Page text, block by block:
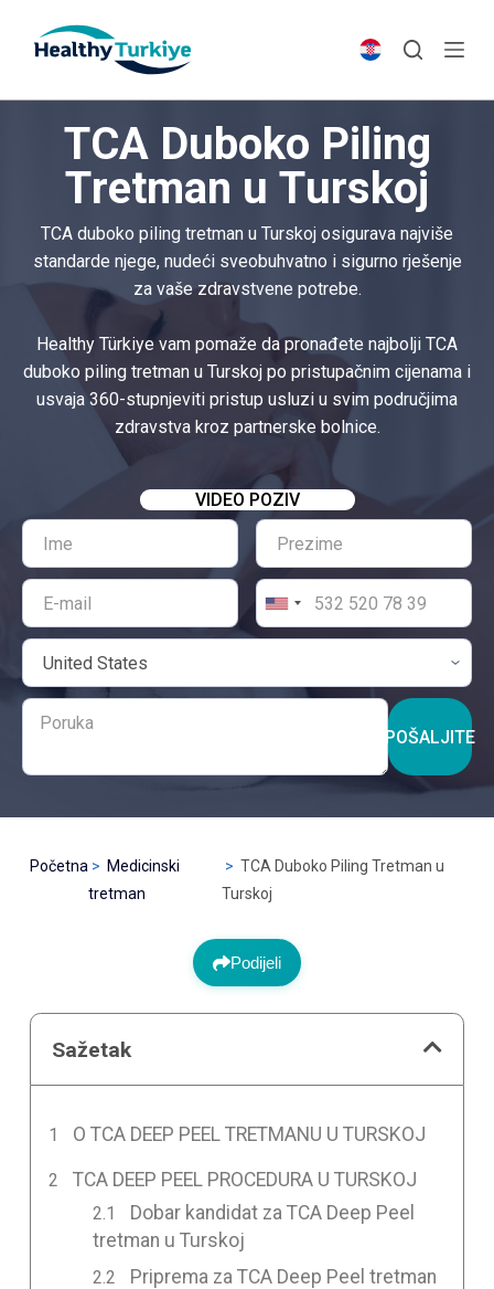
p
TCA Duboko Piling
Tretman u Turskoj
TCA duboko piling tretman u Turskoj osigurava najviše
standarde njege, nudeći sveobuhvatno i sigurno rješenje
za vaše zdravstvene potrebe.
Healthy Türkiye vam pomaže da pronađete najbolji TCA
duboko piling tretman u Turskoj po pristupačnim cijenama i
usvaja 360-stupnjeviti pristup usluzi u svim područjima
zdravstva kroz partnerske bolnice.
VIDEO POZIV
POŠALJITE
Početna
Medicinski
tretman
TCA Duboko Piling Tretman u
Turskoj
Podijeli
Sažetak
O TCA DEEP PEEL TRETMANU U TURSKOJ
TCA DEEP PEEL PROCEDURA U TURSKOJ
Dobar kandidat za TCA Deep Peel
tretman u Turskoj
Priprema za TCA Deep Peel tretman